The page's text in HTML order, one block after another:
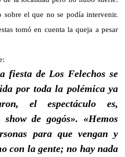
sobre el que no se podía intervenir.
tomó en cuenta la queja a pesar
fiesta de Los Felechos se
por toda la polémica ya
el espectáculo es,
de gogós». «Hemos
para que vengan y
con la gente; no hay nada